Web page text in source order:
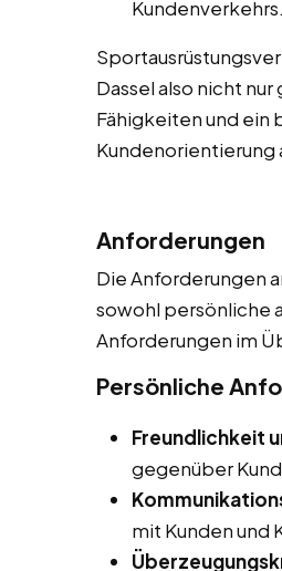
Kundenverkehrs.
Dassel also nicht
Fähigkeiten und ein
Kundenorientierung
Anforderungen
Die Anforderungen
sowohl persönliche
Anforderungen im
Persönliche
Freundlichkeit
gegenüber
mit Kunden und